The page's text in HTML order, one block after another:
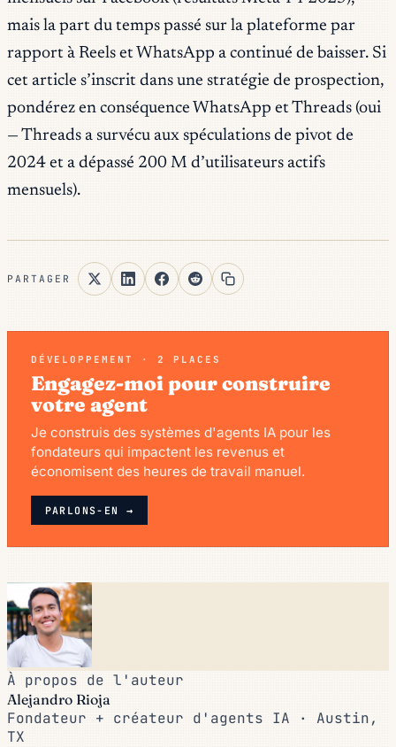
mais la part du temps passé sur la plateforme par
rapport à Reels et WhatsApp a continué de baisser. Si
cet article s’inscrit dans une stratégie de prospection,
pondérez en conséquence WhatsApp et Threads (oui
— Threads a survécu aux spéculations de pivot de
2024 et a dépassé 200 M d’utilisateurs actifs
mensuels).
PARTAGER
DÉVELOPPEMENT · 2 PLACES
Engagez-moi pour construire
votre agent
Je construis des systèmes d'agents IA pour les
fondateurs qui impactent les revenus et
économisent des heures de travail manuel.
PARLONS-EN →
À propos de l'auteur
Alejandro Rioja
Fondateur + créateur d'agents IA · Austin,
TX